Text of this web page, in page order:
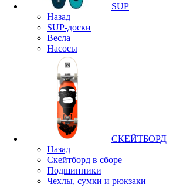
SUP
Назад
SUP-доски
Весла
Насосы
СКЕЙТБОРД
Назад
Скейтборд в сборе
Подшипники
Чехлы, сумки и рюкзаки